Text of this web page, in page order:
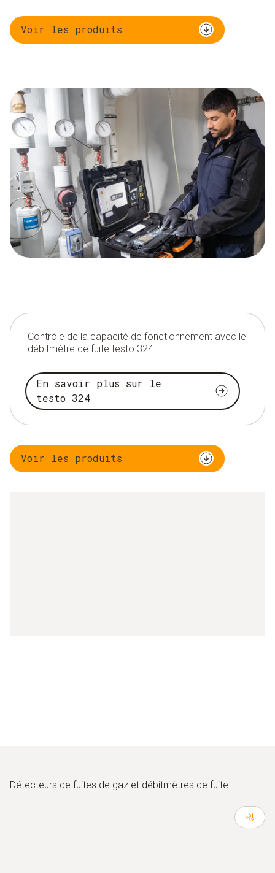
Voir les produits
Contrôle de la capacité de fonctionnement avec le
débitmètre de fuite testo 324
En savoir plus sur le
testo 324
Voir les produits
Détecteurs de fuites de gaz et débitmètres de fuite